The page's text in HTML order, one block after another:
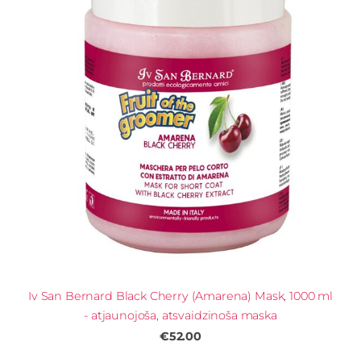
Iv San Bernard Black Cherry (Amarena) Mask, 1000 ml
- atjaunojoša, atsvaidzinoša maska
€52.00